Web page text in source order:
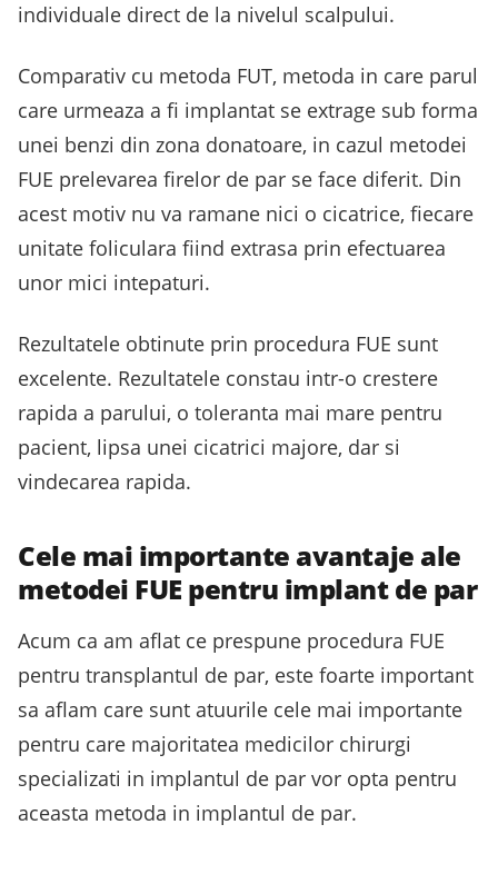
individuale direct de la nivelul scalpului.
Comparativ cu metoda FUT, metoda in care parul
care urmeaza a fi implantat se extrage sub forma
unei benzi din zona donatoare, in cazul metodei
FUE prelevarea firelor de par se face diferit. Din
acest motiv nu va ramane nici o cicatrice, fiecare
unitate foliculara fiind extrasa prin efectuarea
unor mici intepaturi.
Rezultatele obtinute prin procedura FUE sunt
excelente. Rezultatele constau intr-o crestere
rapida a parului, o toleranta mai mare pentru
pacient, lipsa unei cicatrici majore, dar si
vindecarea rapida.
Cele mai importante avantaje ale
metodei FUE pentru implant de par
Acum ca am aflat ce prespune procedura FUE
pentru transplantul de par, este foarte important
sa aflam care sunt atuurile cele mai importante
pentru care majoritatea medicilor chirurgi
specializati in implantul de par vor opta pentru
aceasta metoda in implantul de par.